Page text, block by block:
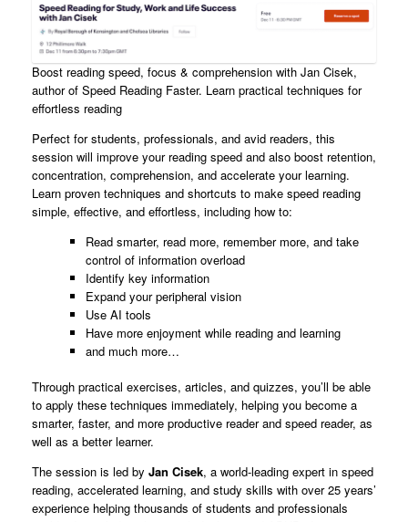
Boost reading speed, focus & comprehension with Jan Cisek,
author of Speed Reading Faster. Learn practical techniques for
effortless reading
Perfect for students, professionals, and avid readers, this
session will improve your reading speed and also boost retention,
concentration, comprehension, and accelerate your learning.
Learn proven techniques and shortcuts to make speed reading
simple, effective, and effortless, including how to:
Read smarter, read more, remember more, and take
control of information overload
Identify key information
Expand your peripheral vision
Use AI tools
Have more enjoyment while reading and learning
and much more…
Through practical exercises, articles, and quizzes, you’ll be able
to apply these techniques immediately, helping you become a
smarter, faster, and more productive reader and speed reader, as
well as a better learner.
The session is led by Jan Cisek, a world-leading expert in speed
reading, accelerated learning, and study skills with over 25 years’
experience helping thousands of students and professionals